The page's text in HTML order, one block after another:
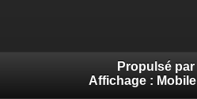
Propulsé par
Affichage : Mobile